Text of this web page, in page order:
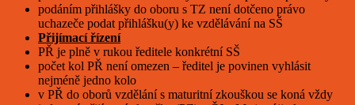
podáním přihlášky do oboru s TZ není dotčeno právo
uchazeče podat přihlášku(y) ke vzdělávání na SŠ
Přijímací řízení
PŘ je plně v rukou ředitele konkrétní SŠ
počet kol PŘ není omezen – ředitel je povinen vyhlásit
nejméně jedno kolo
v PŘ do oborů vzdělání s maturitní zkouškou se koná vždy